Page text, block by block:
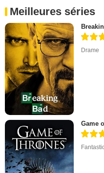
Meilleures séries
Drame
Game